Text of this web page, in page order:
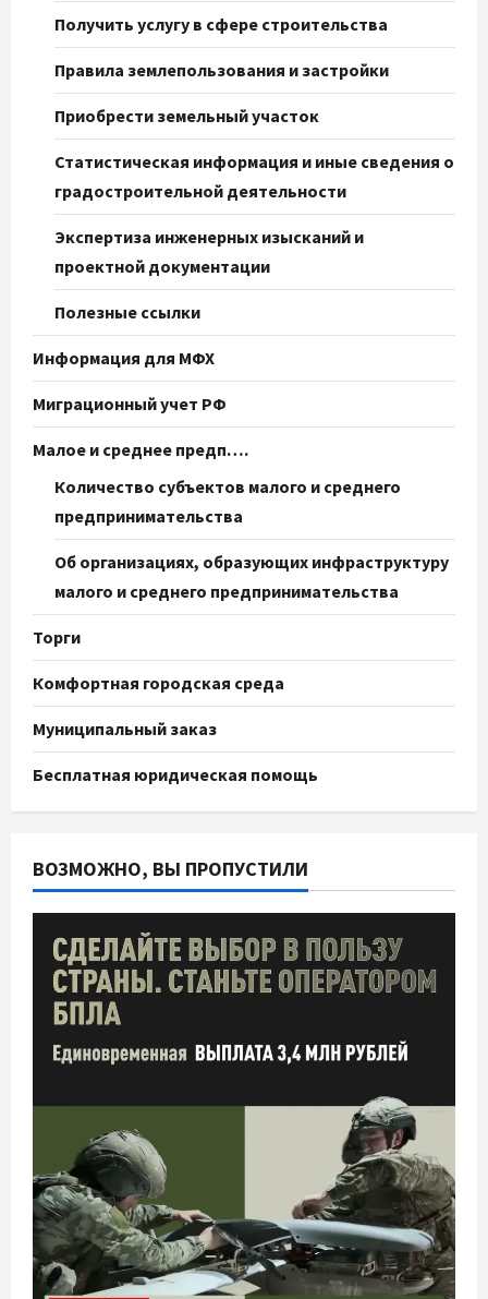
Получить услугу в сфере строительства
Правила землепользования и застройки
Приобрести земельный участок
Статистическая информация и иные сведения о
градостроительной деятельности
Экспертиза инженерных изысканий и
проектной документации
Полезные ссылки
Информация для МФХ
Миграционный учет РФ
Малое и среднее предп….
Количество субъектов малого и среднего
предпринимательства
Об организациях, образующих инфраструктуру
малого и среднего предпринимательства
Торги
Комфортная городская среда
Муниципальный заказ
Бесплатная юридическая помощь
ВОЗМОЖНО, ВЫ ПРОПУСТИЛИ